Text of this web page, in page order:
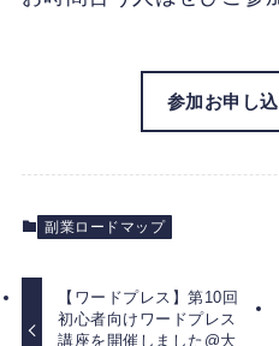
参加お申し
副業ロードマップ
【ワードプレス】第10回
初心者向けワードプレス
講座を開催しました@大